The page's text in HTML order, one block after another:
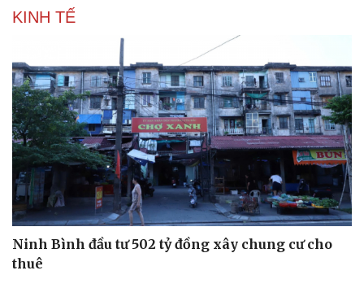
KINH TẾ
Ninh Bình đầu tư 502 tỷ đồng xây chung cư cho
thuê